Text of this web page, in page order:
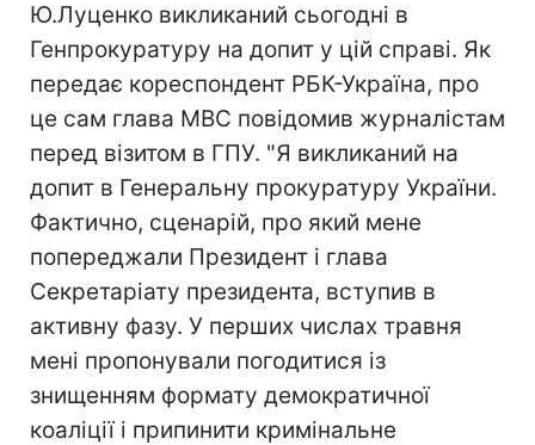
Ю.Луценко викликаний сьогодні в
Генпрокуратуру на допит у цій справі. Як
передає кореспондент РБК-Україна, про
це сам глава МВС повідомив журналістам
перед візитом в ГПУ. "Я викликаний на
допит в Генеральну прокуратуру України.
Фактично, сценарій, про який мене
попереджали Президент і глава
Секретаріату президента, вступив в
активну фазу. У перших числах травня
мені пропонували погодитися із
знищенням формату демократичної
коаліції і припинити кримінальне